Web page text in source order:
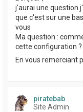
j'aurai une question
que c'est sur une
vous
Ma question :
cette configuration ?
En vous remerciant
piratebab
Site Admin